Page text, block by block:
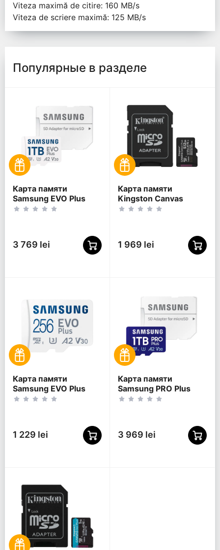
Viteza maximă de citire: 160 MB/s
Viteza de scriere maximă: 125 MB/s
Популярные в разделе
Карта памяти
Samsung EVO Plus
MicroSDXC, 1024Гб
3 769 lei
Карта памяти
Kingston Canvas
Select Plus, 512Гб
1 969 lei
Карта памяти
Samsung EVO Plus
MicroSDXC, 256Гб
1 229 lei
Карта памяти
Samsung PRO Plus
MicroSD, 1024Гб (MB-
3 969 lei